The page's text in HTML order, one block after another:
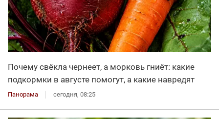
Почему свёкла чернеет, а морковь гниёт: какие
подкормки в августе помогут, а какие навредят
Панорама сегодня, 08:25